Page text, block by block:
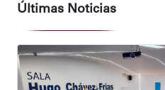
Últimas Noticias